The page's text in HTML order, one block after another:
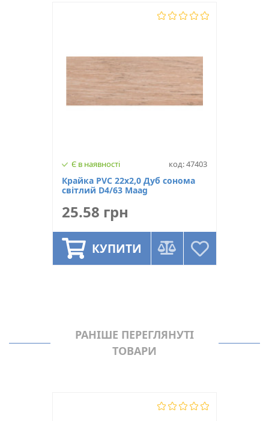
Є в наявності код: 47403
Крайка PVC 22х2,0 Дуб сонома
світлий D4/63 Maag
25.58 грн
КУПИТИ
РАНІШЕ ПЕРЕГЛЯНУТІ
ТОВАРИ